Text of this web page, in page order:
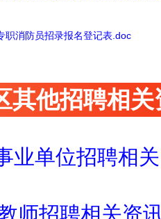
消防员招录报名登记表.doc
其他招聘相
业单位招聘相
师招聘相关资